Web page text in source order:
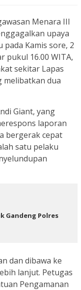
Menara III
upaya
Kamis sore, 2
pukul 16.00 WITA,
sekitar Lapas
melibatkan dua
Giant, yang
laporan
bergerak cepat
satu pelaku
Gandeng Polres
dan dibawa ke
lanjut. Petugas
Pengamanan